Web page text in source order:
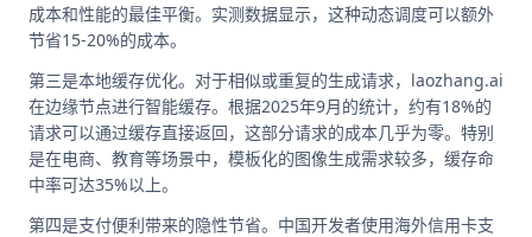
成本和性能的最佳平衡。实测数据显示，这种动态调度可以额外
节省15-20%的成本。
第三是本地缓存优化。对于相似或重复的生成请求，laozhang.ai
在边缘节点进行智能缓存。根据2025年9月的统计，约有18%的
请求可以通过缓存直接返回，这部分请求的成本几乎为零。特别
是在电商、教育等场景中，模板化的图像生成需求较多，缓存命
中率可达35%以上。
第四是支付便利带来的隐性节省。中国开发者使用海外信用卡支